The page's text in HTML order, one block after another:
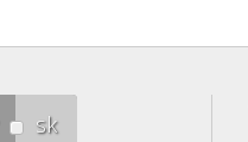
sk